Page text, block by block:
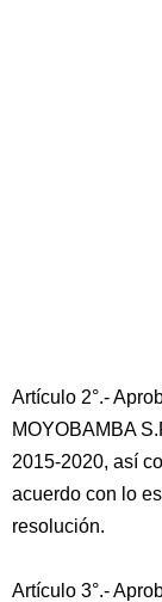
Artículo 2°.-
MOYOBAMBA
2015-2020, así
acuerdo con lo
resolución.
Artículo 3°.-